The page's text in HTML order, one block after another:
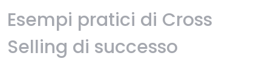
Esempi pratici di Cross
Selling di successo